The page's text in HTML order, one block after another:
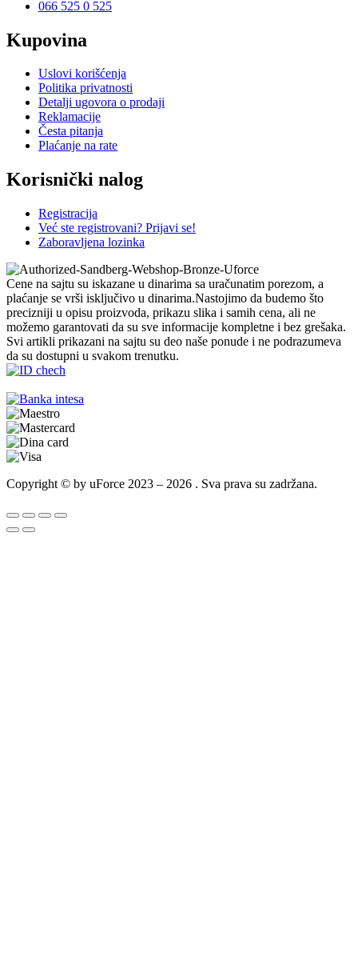
066 525 0 525
Kupovina
Uslovi korišćenja
Politika privatnosti
Detalji ugovora o prodaji
Reklamacije
Česta pitanja
Plaćanje na rate
Korisnički nalog
Registracija
Već ste registrovani? Prijavi se!
Zaboravljena lozinka
Cene na sajtu su iskazane u dinarima sa uračunatim porezom, a
plaćanje se vrši isključivo u dinarima.Nastojimo da budemo što
precizniji u opisu proizvoda, prikazu slika i samih cena, ali ne
možemo garantovati da su sve informacije kompletne i bez grešaka.
Svi artikli prikazani na sajtu su deo naše ponude i ne podrazumeva
da su dostupni u svakom trenutku.
Copyright © by uForce 2023 – 2026 . Sva prava su zadržana.